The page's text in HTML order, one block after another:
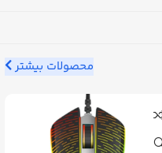
محصولات بیشتر